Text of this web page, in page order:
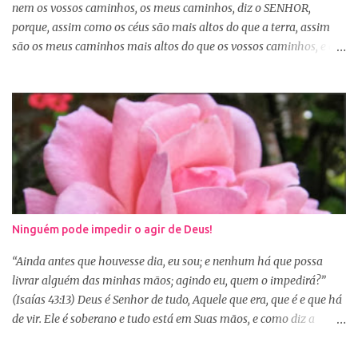
certo. Logo pela manhã, consagre s...
nem os vossos caminhos, os meus caminhos, diz o SENHOR,
porque, assim como os céus são mais altos do que a terra, assim
são os meus caminhos mais altos do que os vossos caminhos, e os
poderemos ser surpreendidos ou decepcionados com a maneira de
Deus agir. Deus não age conforme a ótica humana. Às vezes
pedimos algo a Deus sem saber se é a vontade d’Ele para nossa
vida, claro que podemos pedir, mas a vontade de Deus sempre
prevalecerá. Nem sempre, a nossa vontade é a vontade de Deus,
mas a Palavra nos garante que os caminhos e os pensamentos de
Deus são bem maiores que os nossos, se é assim, fiquemos
tranquilas, pois tudo que vem de Deus é bom. Porém, se Deus
entregar o governo da nossa vida a nós, ou seja, deixar que a nossa
vontade prevaleça, vamos acabar infelizes e frustradas, porque só
Ele sabe o que...
Ninguém pode impedir o agir de Deus!
“Ainda antes que houvesse dia, eu sou; e nenhum há que possa
livrar alguém das minhas mãos; agindo eu, quem o impedirá?”
(Isaías 43:13) Deus é Senhor de tudo, Aquele que era, que é e que há
de vir. Ele é soberano e tudo está em Suas mãos, e como diz a